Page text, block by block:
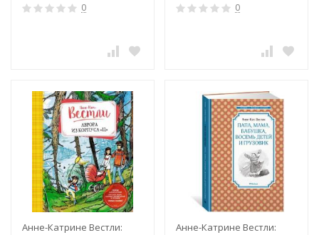
0 0
Анне-Катрине Вестли:
Анне-Катрине Вестли: